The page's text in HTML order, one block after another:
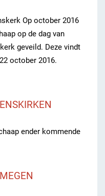
Op october 2016
op de dag van
geveild. Deze vindt
october 2016.
ender kommende